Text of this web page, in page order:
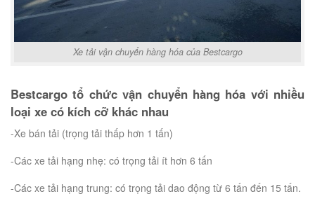
Xe tải vận chuyển hàng hóa của Bestcargo
Bestcargo tổ chức vận chuyển hàng hóa với nhiều
loại xe có kích cỡ khác nhau
-Xe bán tải (trọng tải thấp hơn 1 tấn)
-Các xe tải hạng nhẹ: có trọng tải ít hơn 6 tấn
-Các xe tải hạng trung: có trọng tải dao động từ 6 tấn đến 15 tấn.